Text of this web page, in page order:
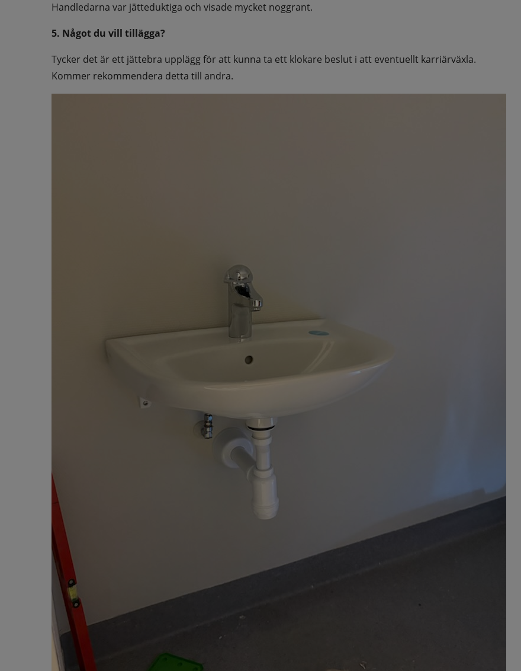
Handledarna var jätteduktiga och visade mycket noggrant.
5. Något du vill tillägga?
Tycker det är ett jättebra upplägg för att kunna ta ett klokare beslut i att eventuellt karriärväxla.
Kommer rekommendera detta till andra.